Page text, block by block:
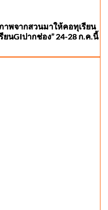
พจากสวนมาให้คอทุเรียน
ยนGIปากช่อง” 24-28 ก.ค.นี้